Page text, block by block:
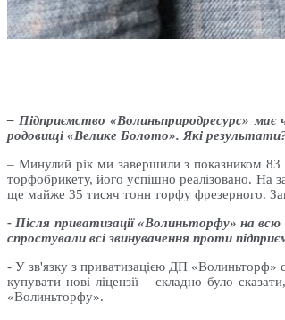
– Підприємство «Волиньприродресурс»
родовищі «Велике Болото». Які
– Минулий рік ми завершили з показником 83
торфобрикету, його успішно реалізовано. На
ще майже 35 тисяч тонн торфу фрезерного.
- Після приватизації «Волиньторфу» на всю
спростували всі звинувачення проти
- У зв'язку з приватизацією ДП «Волиньторф»
купувати нові ліцензії – складно було
«Волиньторфу».